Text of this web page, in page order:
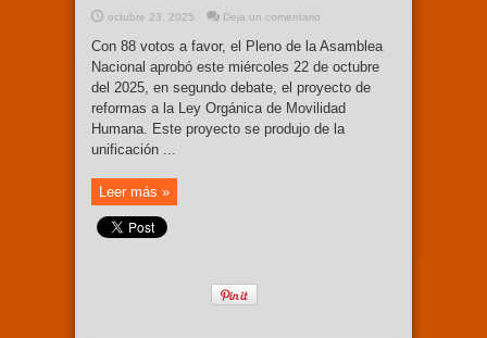
octubre 23, 2025 Deja un comentario
Con 88 votos a favor, el Pleno de la Asamblea
Nacional aprobó este miércoles 22 de octubre
del 2025, en segundo debate, el proyecto de
reformas a la Ley Orgánica de Movilidad
Humana. Este proyecto se produjo de la
unificación ...
Leer más »